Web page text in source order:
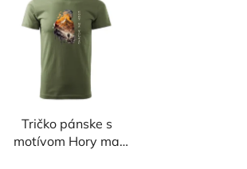
Tričko pánske s
motívom Hory ma